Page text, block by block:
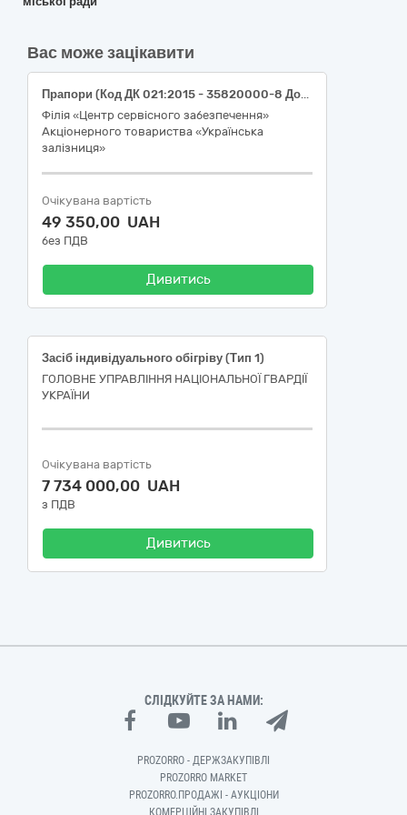
Вас може зацікавити
Прапори (Код ДК 021:2015 - 35820000-8 Допоміжне екіпірування)
Філія «Центр сервісного забезпечення»
Акціонерного товариства «Українська
залізниця»
Очікувана вартість
49 350,00 UAH
без ПДВ
Дивитись
Засіб індивідуального обігріву (Тип 1)
ГОЛОВНЕ УПРАВЛІННЯ НАЦІОНАЛЬНОЇ ГВАРДІЇ
УКРАЇНИ
Очікувана вартість
7 734 000,00 UAH
з ПДВ
Дивитись
СЛІДКУЙТЕ ЗА НАМИ:
PROZORRO - ДЕРЖЗАКУПІВЛІ
PROZORRO MARKET
PROZORRO.ПРОДАЖІ - АУКЦІОНИ
КОМЕРЦІЙНІ ЗАКУПІВЛІ